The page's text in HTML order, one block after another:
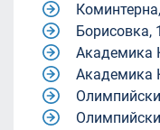
Борисовка,
Академика
Академика